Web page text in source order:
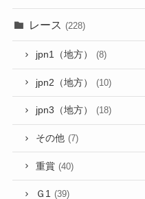
レース (228)
jpn1（地方） (8)
jpn2（地方） (10)
jpn3（地方） (18)
その他 (7)
重賞 (40)
Ｇ1 (39)